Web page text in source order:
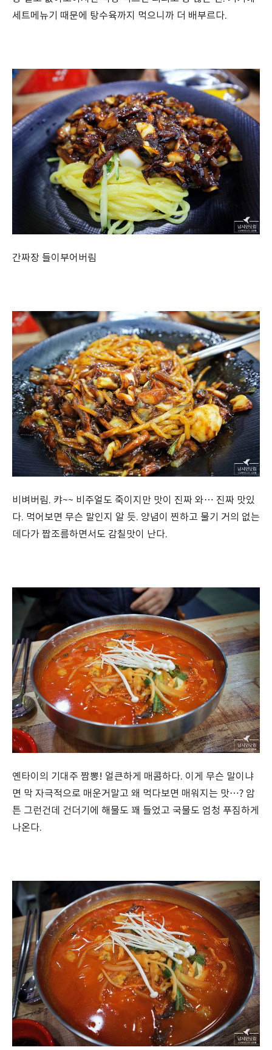
세트메뉴기 때문에 탕수육까지 먹으니까 더 배부르다.
간짜장 들이부어버림
비벼버림. 캬~~ 비주얼도 죽이지만 맛이 진짜 와… 진짜 맛있
다. 먹어보면 무슨 말인지 알 듯. 양념이 찐하고 물기 거의 없는
데다가 짭조름하면서도 감칠맛이 난다.
옌타이의 기대주 짬뽕! 얼큰하게 매콤하다. 이게 무슨 말이냐
면 막 자극적으로 매운거말고 왜 먹다보면 매워지는 맛…? 암
튼 그런건데 건더기에 해물도 꽤 들었고 국물도 엄청 푸짐하게
나온다.